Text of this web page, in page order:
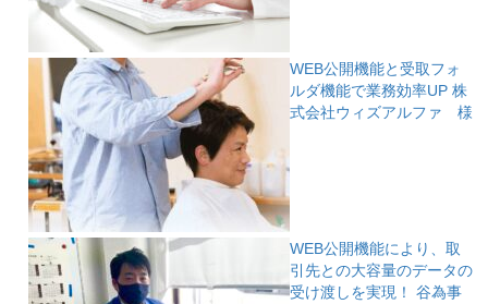
WEB公開機能と受取フォ
ルダ機能で業務効率UP株
式会社ウィズアルファ 様
WEB公開機能により、取
引先との大容量のデータの
受け渡しを実現！谷為事